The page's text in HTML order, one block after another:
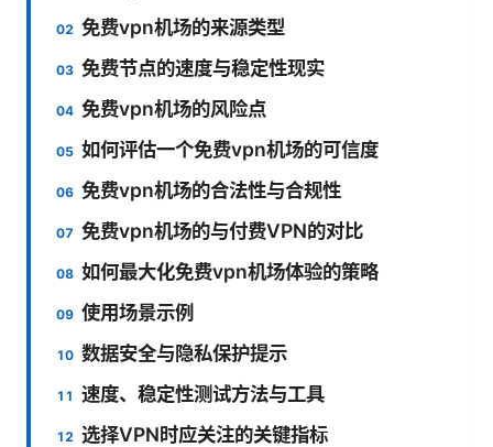
免费vpn机场的来源类型
免费节点的速度与稳定性现实
免费vpn机场的风险点
如何评估一个免费vpn机场的可信度
免费vpn机场的合法性与合规性
免费vpn机场的与付费VPN的对比
如何最大化免费vpn机场体验的策略
使用场景示例
数据安全与隐私保护提示
速度、稳定性测试方法与工具
选择VPN时应关注的关键指标